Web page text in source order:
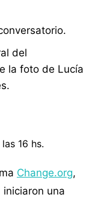
del
la foto de Lucía
16 hs.
Change.org,
una